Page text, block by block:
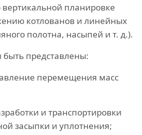
планировке
котлованов и линейных
полотна, насыпей и т. д.).
представлены:
перемещения масс
и транспортировки
засыпки и уплотнения;